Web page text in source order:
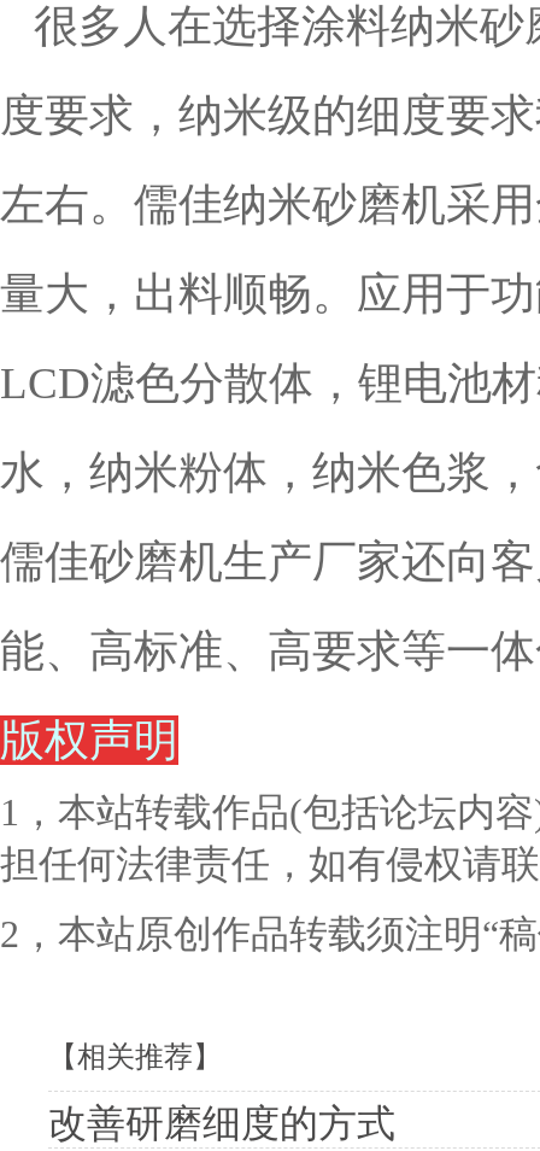
很多人在选择涂料纳米砂
度要求，纳米级的细度要
左右。儒佳纳米砂磨机采
量大，出料顺畅。应用于
LCD滤色分散体，锂电池
水，纳米粉体，纳米色浆
儒佳砂磨机生产厂家还向
能、高标准、高要求等一
版权声明
1，本站转载作品(包括论坛内
担任何法律责任，如有侵权请
2，本站原创作品转载须注明“
【相关推荐】
改善研磨细度的方式